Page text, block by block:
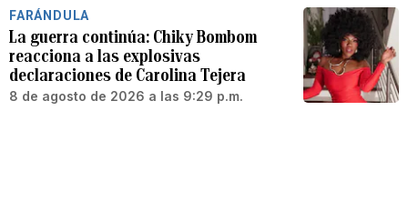
FARÁNDULA
La guerra continúa: Chiky Bombom
reacciona a las explosivas
declaraciones de Carolina Tejera
8 de agosto de 2026 a las 9:29 p.m.